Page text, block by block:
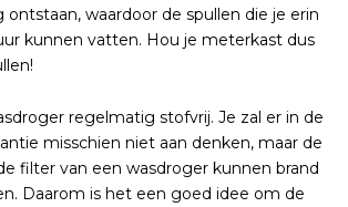
ontstaan, waardoor de spullen die je erin
kunnen vatten. Hou je meterkast dus
regelmatig stofvrij. Je zal er in de
misschien niet aan denken, maar de
filter van een wasdroger kunnen brand
Daarom is het een goed idee om de